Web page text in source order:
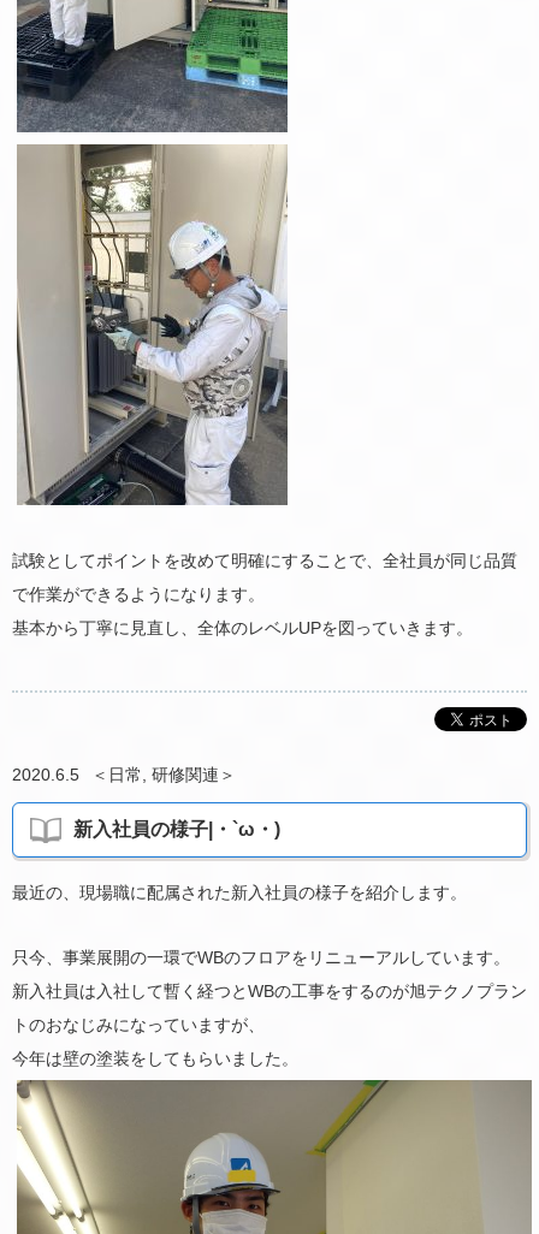
試験としてポイントを改めて明確にすることで、全社員が同じ品質
で作業ができるようになります。
基本から丁寧に見直し、全体のレベルUPを図っていきます。
2020.6.5 ＜ 日常, 研修関連 ＞
新入社員の様子|・`ω・)
最近の、現場職に配属された新入社員の様子を紹介します。
只今、事業展開の一環でWBのフロアをリニューアルしています。
新入社員は入社して暫く経つとWBの工事をするのが旭テクノプラン
トのおなじみになっていますが、
今年は壁の塗装をしてもらいました。